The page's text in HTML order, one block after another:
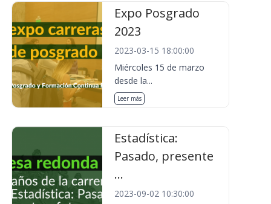
Expo Posgrado
2023
2023-03-15 18:00:00
Miércoles 15 de marzo
desde la...
Leer más
Estadística:
Pasado, presente
...
2023-09-02 10:30:00